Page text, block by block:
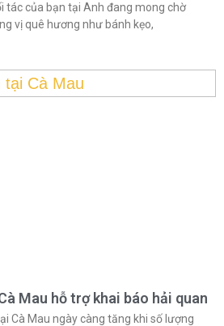
tác của bạn tại Anh đang mong chờ
vị quê hương như bánh kẹo,
Mau hỗ trợ khai báo hải quan
Cà Mau ngày càng tăng khi số lượng